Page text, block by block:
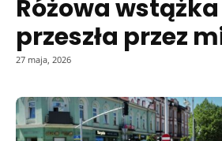
Różowa
przeszła przez
27 maja, 2026